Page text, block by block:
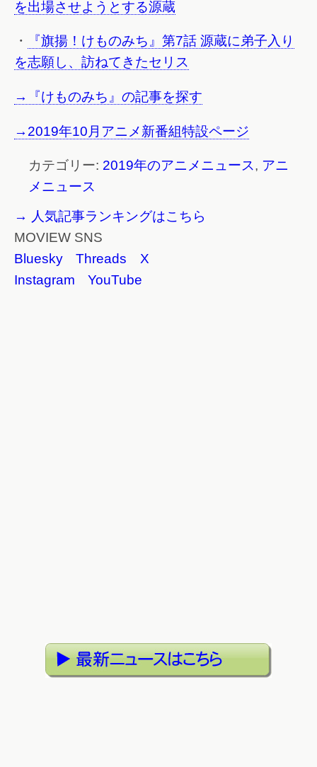
を出場させようとする源蔵
・
『旗揚！けものみち』第7話 源蔵に弟子入り
を志願し、訪ねてきたセリス
→『けものみち』の記事を探す
→2019年10月アニメ新番組特設ページ
カテゴリー: 2019年のアニメニュース, アニ
メニュース
→ 人気記事ランキングはこちら
MOVIEW SNS
Bluesky
Threads
X
Instagram
YouTube